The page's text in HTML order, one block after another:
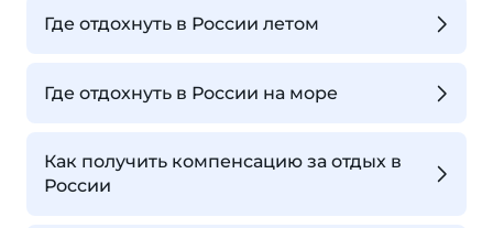
Где отдохнуть в России летом
Где отдохнуть в России на море
Как получить компенсацию за отдых в
России